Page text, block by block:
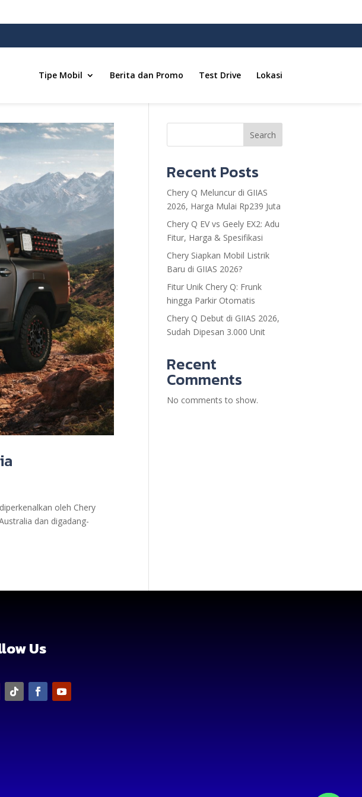
Tipe Mobil Berita dan Promo Test Drive Lokasi
oleh Chery
dan digadang-
Search
Recent Posts
Chery Q Meluncur di GIIAS
2026, Harga Mulai Rp239 Juta
Chery Q EV vs Geely EX2: Adu
Fitur, Harga & Spesifikasi
Chery Siapkan Mobil Listrik
Baru di GIIAS 2026?
Fitur Unik Chery Q: Frunk
hingga Parkir Otomatis
Chery Q Debut di GIIAS 2026,
Sudah Dipesan 3.000 Unit
Recent
Comments
No comments to show.
Us